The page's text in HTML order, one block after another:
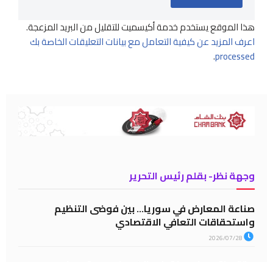
هذا الموقع يستخدم خدمة أكيسميت للتقليل من البريد المزعجة.
اعرف المزيد عن كيفية التعامل مع بيانات التعليقات الخاصة بك
processed
.
وجهة نظر- بقلم رئيس التحرير
صناعة المعارض في سوريا… بين فوضى التنظيم
واستحقاقات التعافي الاقتصادي